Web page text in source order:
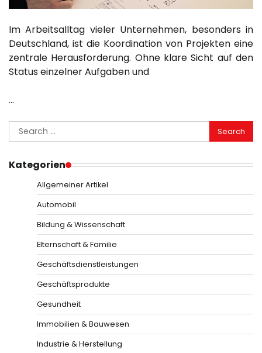
Im Arbeitsalltag vieler Unternehmen, besonders in
Deutschland, ist die Koordination von Projekten eine
zentrale Herausforderung. Ohne klare Sicht auf den
Status einzelner Aufgaben und
…
Search
for:
Kategorien
Allgemeiner Artikel
Automobil
Bildung & Wissenschaft
Elternschaft & Familie
Geschäftsdienstleistungen
Geschäftsprodukte
Gesundheit
Immobilien & Bauwesen
Industrie & Herstellung